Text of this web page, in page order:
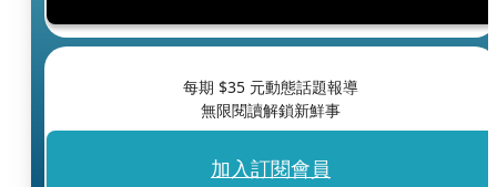
每期 $35 元動態話題報導
無限閱讀解鎖新鮮事
加入訂閱會員